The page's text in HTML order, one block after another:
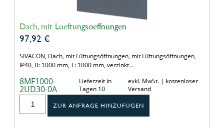
Dach, mit Lueftungsoeffnungen
97,92 €
SIVACON, Dach, mit Lüftungsöffnungen, mit Lüftungsöffnungen,
IP40, B: 1000 mm, T: 1000 mm, verzinkt…
8MF1000-
2UD30-0A
Lieferzeit in
Tagen 10
exkl. MwSt. | kostenloser
Versand
ZUR ANFRAGE HINZUFÜGEN